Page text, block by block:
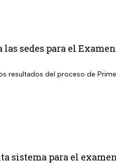
sedes para el
resultados del proceso de
sistema para el